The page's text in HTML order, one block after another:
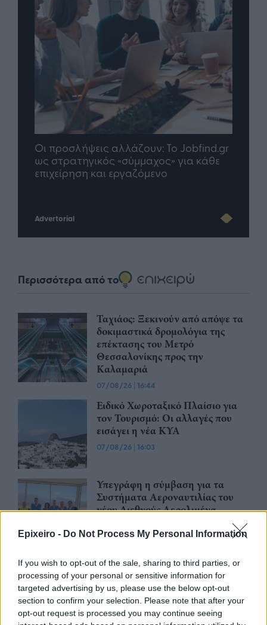
Epixeiro - Do Not Process My Personal Information
If you wish to opt-out of the sale, sharing to third parties, or
processing of your personal or sensitive information for
targeted advertising by us, please use the below opt-out
section to confirm your selection. Please note that after your
opt-out request is processed you may continue seeing
TP Greece: Πώς διαμορφώνεται το
μέλλον του Insurance στην εποχή του AI
Advertorial
Περισσότερα από το
Ταχιάος: Ξεκινούν από απόψε τα
δοκιμαστικά δρομολόγια της
επέκτασης του Μετρό
Θεσσαλονίκης προς την
Καλαμαριά
07/08/26 | 16:44
Ειδικό Χωροταξικό Πλαίσιο για
τον Τουρισμό: Οι αλλαγές που
εισάγει η νέα ΚΥΑ
07/08/26 | 16:03
Υπεγράφη η σύμβαση για τα
Συστήματα Αεροναυτιλίας του
νέου Διεθνούς Αερολιμένα
Ηρακλείου Κρήτης στο Καστέλλι
07/08/26| 15:16
Δημόσιο: Άκυρες από 1η
Οκτωβρίου οι εγκύκλιοι που δεν
θα αναρτώνται στις ιστοσελίδες
των φορέων
07/08/26|13:52